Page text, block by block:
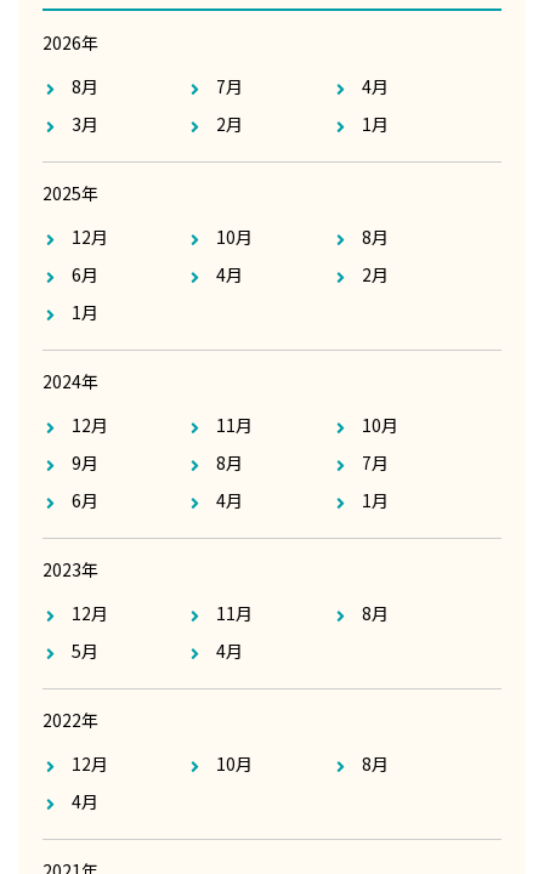
2026年
8月
7月
4月
3月
2月 1月
2025年
12月
10月
8月
6月
4月
2月
1月
2024年
12月
11月
10月
9月
8月
7月
6月
4月 1月
2023年
12月
11月
8月
5月
4月
2022年
12月
10月
8月
4月